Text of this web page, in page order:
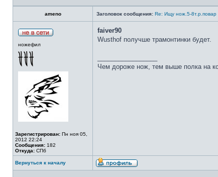
ameno Заголовок сообщения: Re: Ищу нож.5-8т.р.повар
ножефил
Зарегистрирован: Пн ноя 05,
2012 22:24
Сообщения: 182
Откуда: СПб
faiver90
Wusthof получше трамонтинки будет.
Чем дороже нож, тем выше полка на
Вернуться к началу